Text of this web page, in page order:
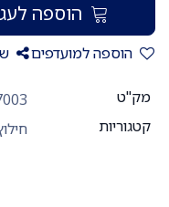
הוספה
הוספה למועדפים
מק"ט
קטגוריות